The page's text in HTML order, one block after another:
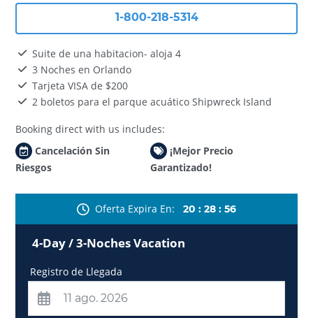
1-800-218-5314
Suite de una habitacion- aloja 4
3 Noches en Orlando
Tarjeta VISA de $200
2 boletos para el parque acuático Shipwreck Island
Booking direct with us includes:
Cancelación Sin
Riesgos
¡Mejor Precio
Garantizado!
Oferta Expira En 20 : 28 : 52
4-Day / 3-Noches Vacation
Registro de Llegada